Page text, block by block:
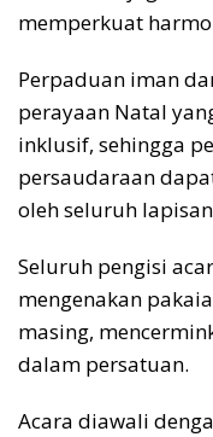
memperkuat
Perpaduan iman
perayaan Natal
inklusif, sehingga
persaudaraan
oleh seluruh
Seluruh pengisi
mengenakan
masing,
dalam persatuan.
Acara diawali